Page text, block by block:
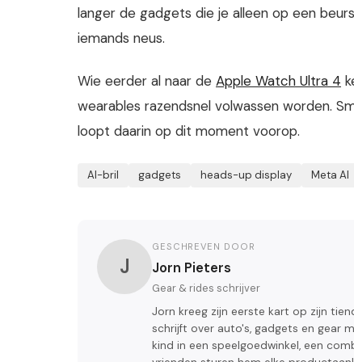
langer de gadgets die je alleen op een
iemands neus.
Wie eerder al naar de Apple Watch Ultra 4
wearables razendsnel volwassen worden.
loopt daarin op dit moment voorop.
AI-bril gadgets heads-up display Meta AI
J
GESCHREVEN DOOR
Jorn Pieters
Gear & rides schrijver
Jorn kreeg zijn eerste kart op zijn
schrijft over auto's, gadgets en gear
kind in een speelgoedwinkel, een